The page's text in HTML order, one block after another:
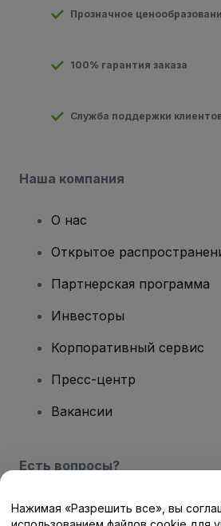
Прозначное
100% гарантия заказа
Служба поддержки
Наша компания
О нас
Открытое
Партнерская программа
Инвесторы
Корпоративный сервис
Пресс-центр
Вакансии
Есть вопросы?
Центр помощи /
Нажимая «Разрешить все», вы